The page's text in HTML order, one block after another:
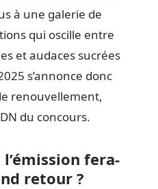
à une galerie de
qui oscille entre
et audaces sucrées
s’annonce donc
renouvellement,
du concours.
fera-
retour ?